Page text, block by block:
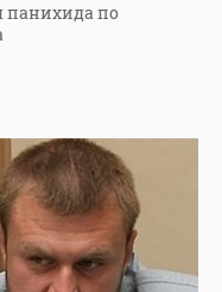
панихида по